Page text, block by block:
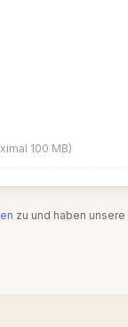
100 MB)
zu und haben unsere